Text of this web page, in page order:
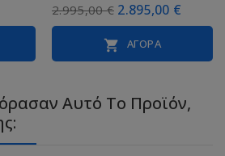
2.995,00 € 2.895,00 €
 ΑΓΟΡΆ
Αυτό Το Προϊόν,